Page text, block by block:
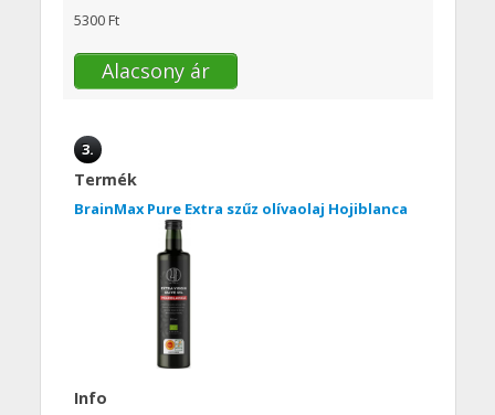
5300 Ft
Alacsony ár
3.
Termék
BrainMax Pure Extra szűz olívaolaj Hojiblanca
Info